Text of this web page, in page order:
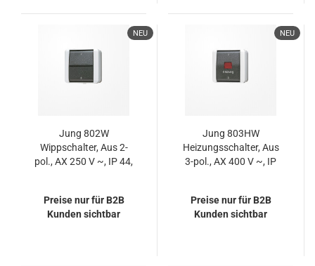
NEU
Jung 802W
Wippschalter, Aus 2-
pol., AX 250 V ~, IP 44,
Preise nur für B2B
Kunden sichtbar
NEU
Jung 803HW
Heizungsschalter, Aus
3-pol., AX 400 V ~, IP
Preise nur für B2B
Kunden sichtbar